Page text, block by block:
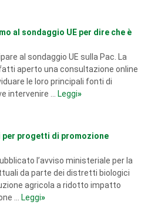
al sondaggio UE per dire che è
al sondaggio UE sulla Pac. La
aperto una consultazione online
le loro principali fonti di
intervenire ...
Leggi»
progetti di promozione
l’avviso ministeriale per la
da parte dei distretti biologici
agricola a ridotto impatto
...
Leggi»